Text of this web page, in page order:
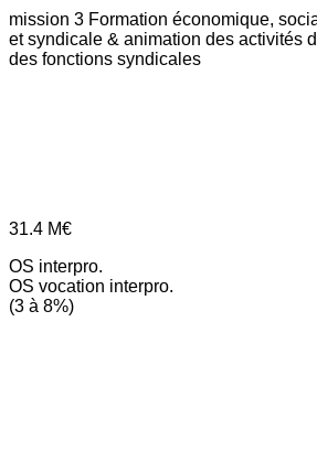
mission 3 Formation économique,
et syndicale & animation des activités
des fonctions syndicales
31.4 M€
OS interpro.
OS vocation interpro.
(3 à 8%)